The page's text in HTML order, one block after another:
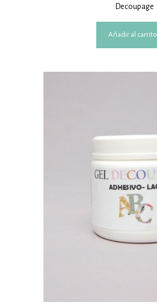
Decoupage
Añadir al carrito